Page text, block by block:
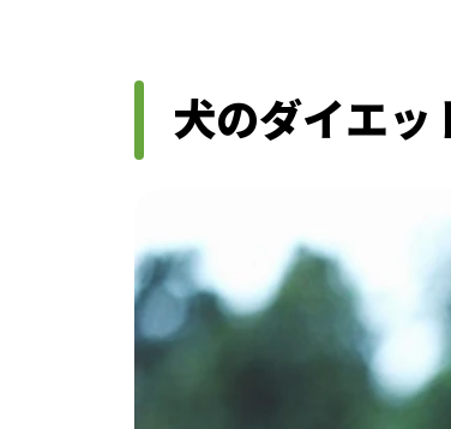
犬のダイエッ